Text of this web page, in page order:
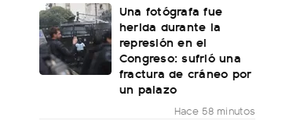
Una fotógrafa fue
herida durante la
represión en el
Congreso: sufrió una
fractura de cráneo por
un palazo
Hace 58 minutos